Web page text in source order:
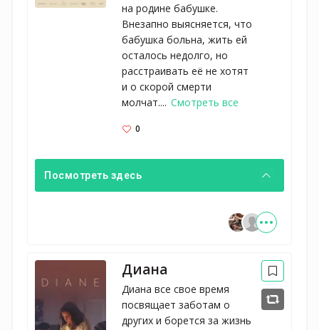
на родине бабушке.
Внезапно выясняется, что
бабушка больна, жить ей
осталось недолго, но
расстраивать её не хотят
и о скорой смерти
молчат.... Смотреть все
0
Посмотреть здесь
Диана
Диана все свое время
посвящает заботам о
других и борется за жизнь